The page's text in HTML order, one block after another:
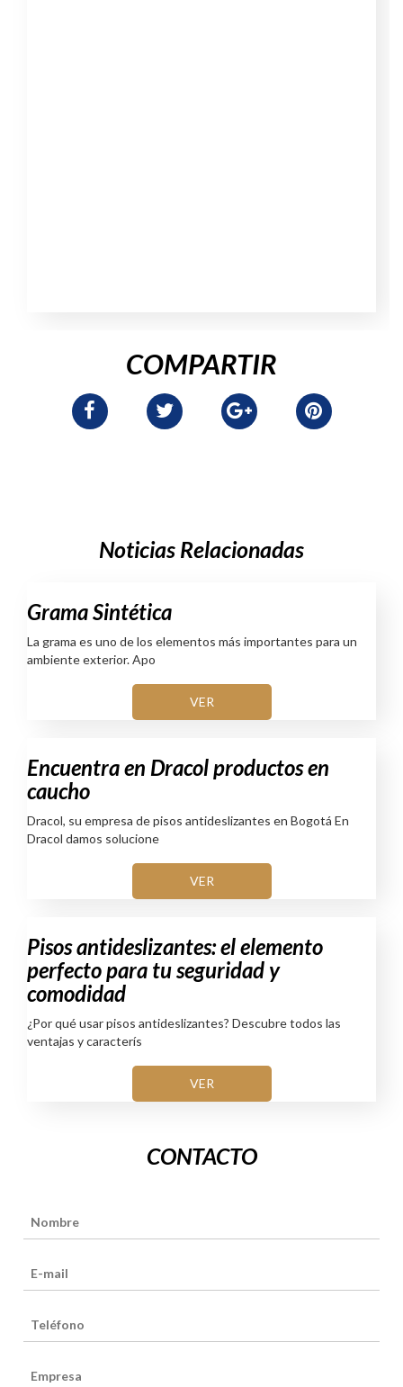
COMPARTIR
Noticias Relacionadas
Grama Sintética
La grama es uno de los elementos más importantes para un
ambiente exterior. Apo
VER
Encuentra en Dracol productos en
caucho
Dracol, su empresa de pisos antideslizantes en Bogotá En
Dracol damos solucione
VER
Pisos antideslizantes: el elemento
perfecto para tu seguridad y
comodidad
¿Por qué usar pisos antideslizantes? Descubre todos las
ventajas y caracterís
VER
CONTACTO